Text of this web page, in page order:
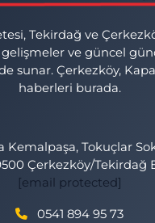
Tekirdağ ve
ve güncel
sunar. Çerkezköy,
haberleri burada.
Kemalpaşa, Tokuçlar
Çerkezköy/Tekirdağ
[email protected]
0541 894 95 73